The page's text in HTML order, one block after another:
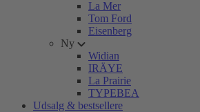
La Mer
Tom Ford
Eisenberg
Ny
Widian
IRÄYE
La Prairie
TYPEBEA
Udsalg & bestsellere